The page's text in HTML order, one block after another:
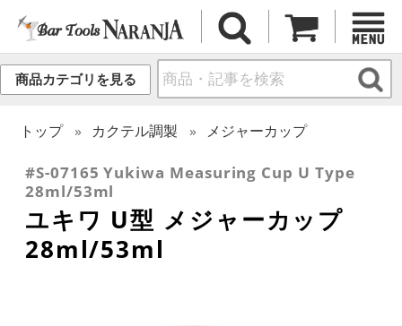
商品カテゴリを見る
トップ カクテル調製 メジャーカップ
#S-07165 Yukiwa Measuring Cup U Type
28ml/53ml
ユキワ U型 メジャーカップ
28ml/53ml